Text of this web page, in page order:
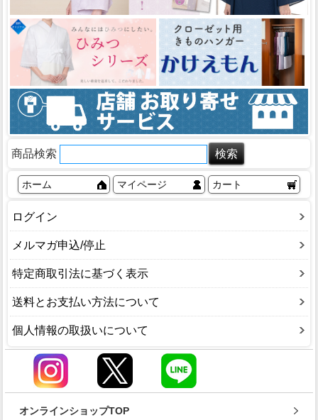
商品検索
ホーム マイページ カート
ログイン
メルマガ申込/停止
特定商取引法に基づく表示
送料とお支払い方法について
個人情報の取扱いについて
オンラインショップTOP